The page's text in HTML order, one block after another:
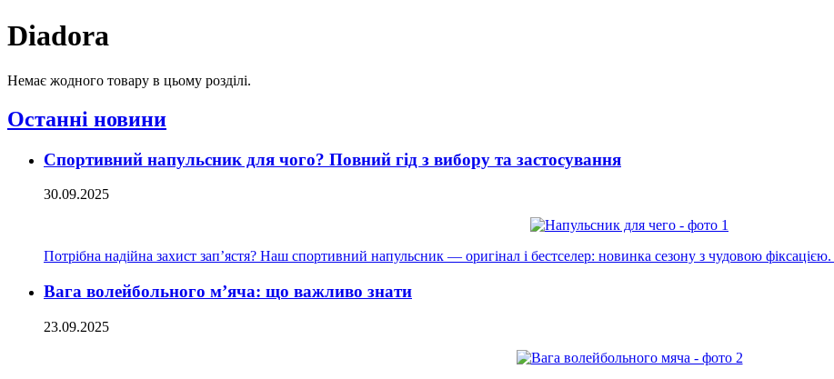
Diadora
Немає жодного товару в цьому розділі.
Останні новини
Спортивний напульсник для чого? Повний гід з вибору та застосування
30.09.2025
Потрібна надійна захист зап’ястя? Наш спортивний напульсник — оригінал і бестселер: новинка сезону з чудовою
Вага волейбольного м’яча: що важливо знати
23.09.2025